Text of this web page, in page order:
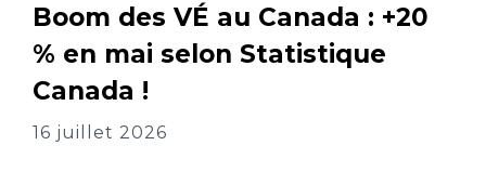
Boom des VÉ au Canada : +20
% en mai selon Statistique
Canada !
16 juillet 2026